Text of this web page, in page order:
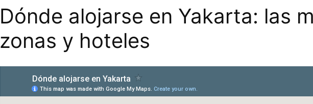
Dónde alojarse en Yakarta: las
zonas y hoteles